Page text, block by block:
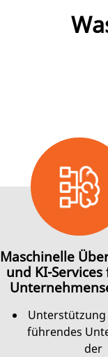
Maschinelle
und KI-
führendes
der